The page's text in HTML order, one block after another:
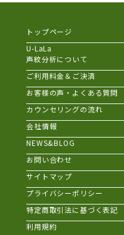
トップページ
U-LaLa
声紋分析について
ご利用料金＆ご決済
お客様の声・よくある質問
カウンセリングの流れ
会社情報
NEWS&BLOG
お問い合わせ
サイトマップ
プライバシーポリシー
特定商取引法に基づく表記
利用規約